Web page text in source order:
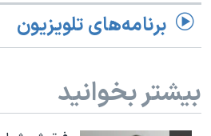
برنامه‌های تلویزیون
بیشتر بخوانید